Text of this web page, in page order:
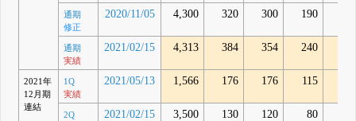
通期
修正
2020/11/05 4,300 320 300 190
通期
実績
2021/02/15 4,313 384 354 240
2021年
12月期
連結
1Q
実績
2021/05/13 1,566 176 176 115
2Q
2021/02/15 3,500 130 120 80